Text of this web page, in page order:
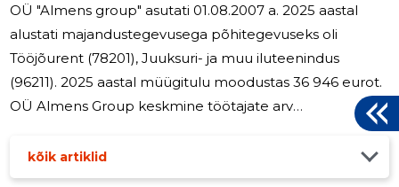
OÜ "Almens group" asutati 01.08.2007 a. 2025 aastal
alustati majandustegevusega põhitegevuseks oli
Tööjõurent (78201), Juuksuri- ja muu iluteenindus
(96211). 2025 aastal müügitulu moodustas 36 946 eurot.
OÜ Almens Group keskmine töötajate arv
majandusaastal oli 2 töötajat. 2025 aastal moodustasid
ettevõtte tööjõukulud 29 638 euro. Nõukogus oli 2
(kaks) liiget. Väljamakseid juhatuse liikmetele ei tehtud.
kõik artiklid